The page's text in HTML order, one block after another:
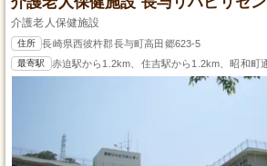
介護老人保健施設
住所 長崎県西彼杵郡長与町高田郷623-5
最寄駅 赤迫駅から1.2km、住吉駅から1.2km、昭和町